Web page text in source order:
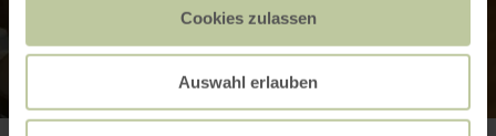
Cookies zulassen
Auswahl erlauben